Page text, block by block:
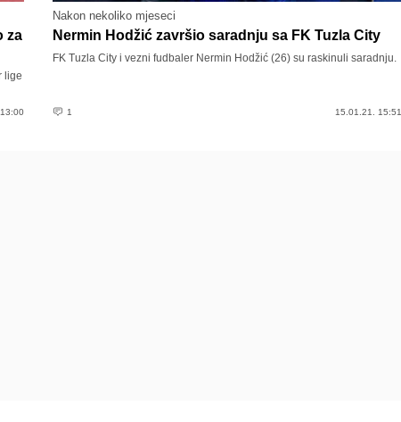
za
lige
Nakon nekoliko mjeseci
Nermin Hodžić završio saradnju sa FK Tuzla City
FK Tuzla City i vezni fudbaler Nermin Hodžić (26) su raskinuli saradnju.
1 15.01.21. 15:51